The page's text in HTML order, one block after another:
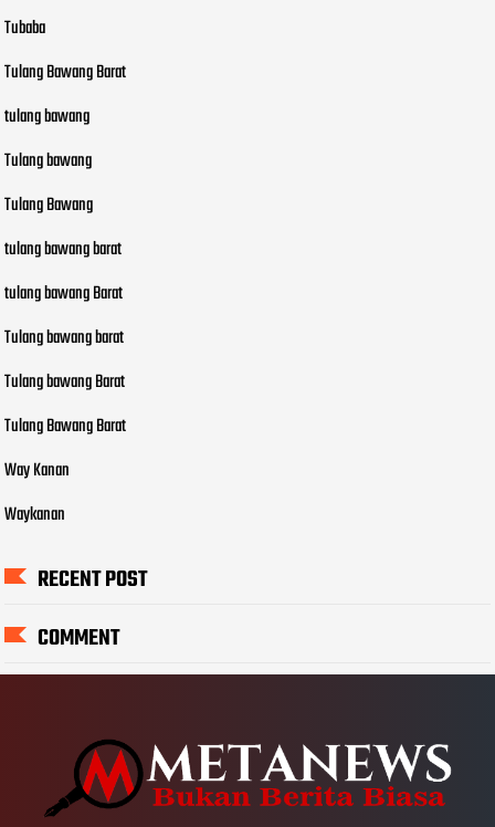
Tubaba
Tulang Bawang Barat
tulang bawang
Tulang bawang
Tulang Bawang
tulang bawang barat
tulang bawang Barat
Tulang bawang barat
Tulang bawang Barat
Tulang Bawang Barat
Way Kanan
Waykanan
RECENT POST
COMMENT